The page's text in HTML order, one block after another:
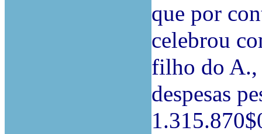
que por
celebrou
filho do A.,
despesas